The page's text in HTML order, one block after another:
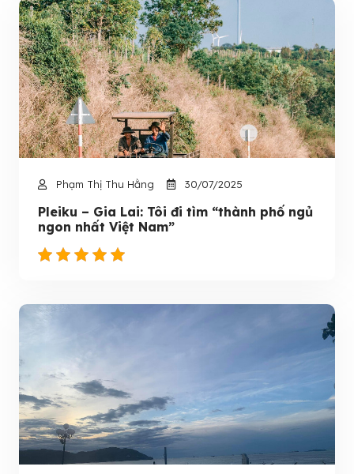
Phạm Thị Thu Hằng 30/07/2025
Pleiku – Gia Lai: Tôi đi tìm “thành phố ngủ
ngon nhất Việt Nam”